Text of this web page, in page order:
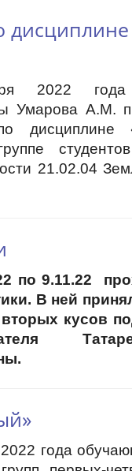
дисциплине
2022 года
Умарова А.М.
дисциплине
21.02.04
по 9.11.22
В ней
кусов
года